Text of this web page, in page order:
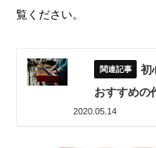
覧ください。
初
おすすめの
2020.05.14